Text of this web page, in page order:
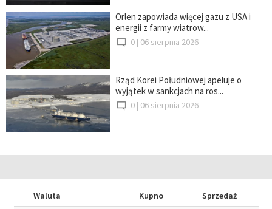
Orlen zapowiada więcej gazu z USA i
energii z farmy wiatrow...
0 | 06 sierpnia 2026
Rząd Korei Południowej apeluje o
wyjątek w sankcjach na ros...
0 | 06 sierpnia 2026
Waluta Kupno
Sprzedaż